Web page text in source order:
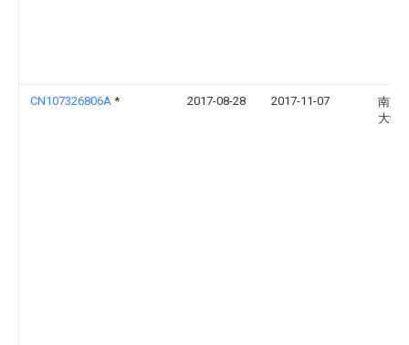
CN107326806A * 2017-08-28 2017-11-07
南京
大学